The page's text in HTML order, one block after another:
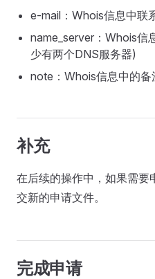
e-mail：Whois信息中联
name_server：Whois信
少有两个DNS服务器)
note：Whois信息中的备
补充
在后续的操作中，如果需要
交新的申请文件。
完成申请